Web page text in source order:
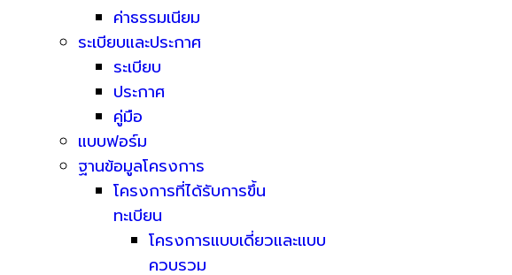
ค่าธรรมเนียม
ระเบียบและประกาศ
ระเบียบ
ประกาศ
คู่มือ
แบบฟอร์ม
ฐานข้อมูลโครงการ
โครงการที่ได้รับการขึ้น
ทะเบียน
โครงการแบบเดี่ยวและแบบ
ควบรวม